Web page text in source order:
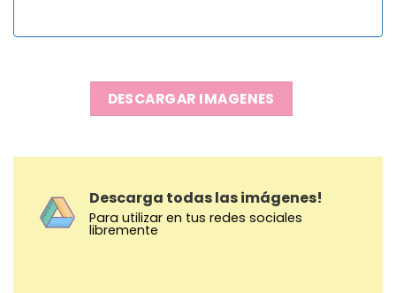
DESCARGAR IMAGENES
Descarga todas las imágenes!
Para utilizar en tus redes sociales
libremente